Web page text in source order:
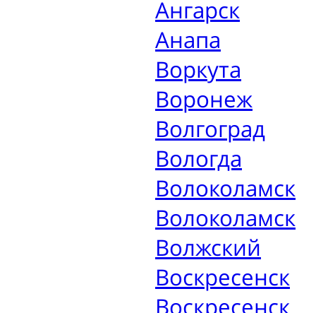
Ангарск
Анапа
Воркута
Воронеж
Волгоград
Вологда
Волоколамск
Волоколамск
Волжский
Воскресенск
Воскресенск